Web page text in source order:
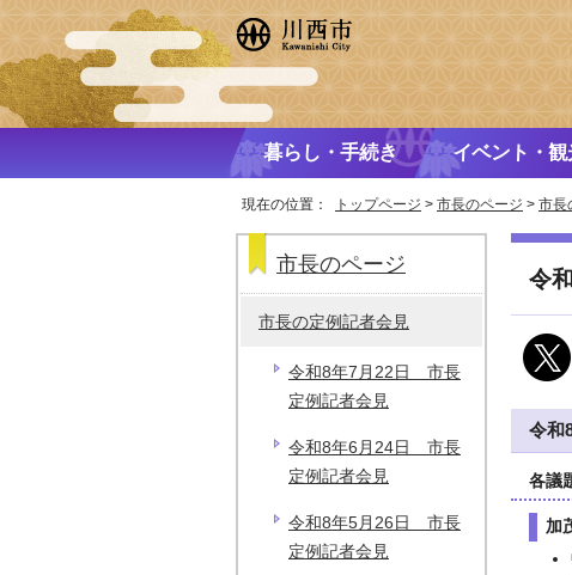
暮らし・手続き イベント・観
現在の位置： トップページ > 市長のページ > 市長
令
令和
各議
加
市長のページ
市長の定例記者会見
令和8年7月22日 市長
定例記者会見
令和8年6月24日 市長
定例記者会見
令和8年5月26日 市長
定例記者会見